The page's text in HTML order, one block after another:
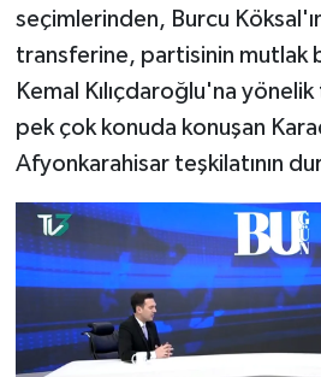
seçimlerinden, Burcu
transferine, partisinin mutlak
Kemal Kılıçdaroğlu'na
pek çok konuda konuşan
Afyonkarahisar teşkilatının